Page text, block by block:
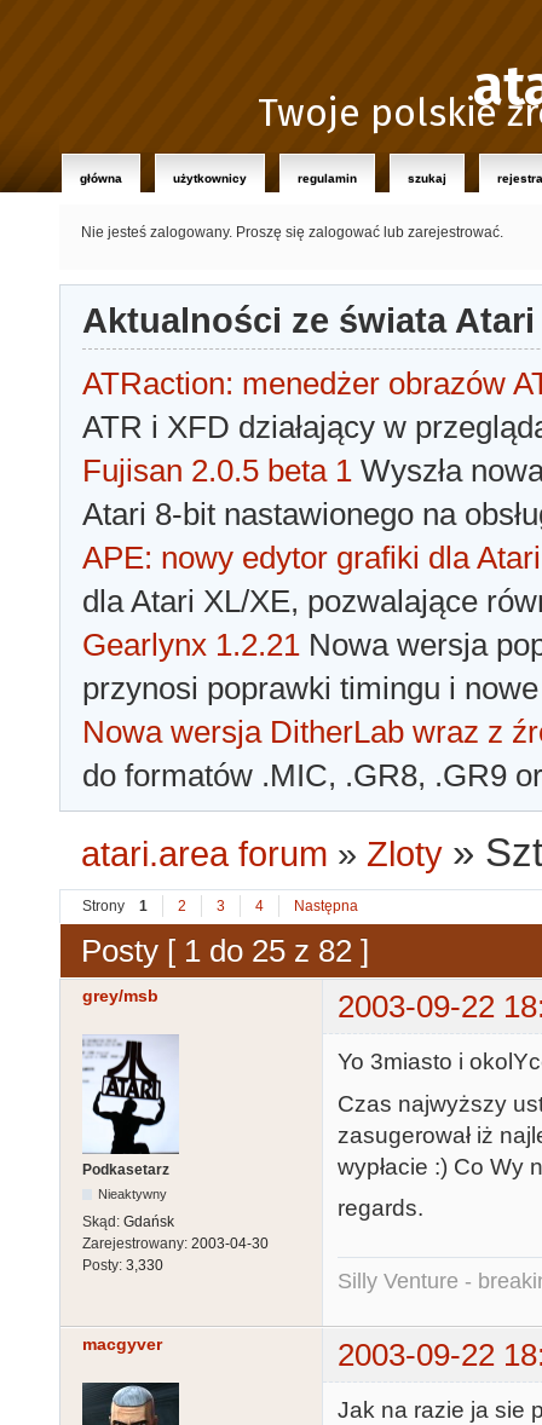
Twoje polskie
główna użytkownicy regulamin szukaj
Nie jesteś zalogowany. Proszę się zalogować lub zarejestrować.
Aktualności ze świata Atari
ATRaction: menedżer obrazów
ATR i XFD działający w
Fujisan 2.0.5 beta 1 Wyszła
Atari 8-bit nastawionego na
APE: nowy edytor grafiki dla Atari
dla Atari XL/XE, pozwalające
Gearlynx 1.2.21 Nowa wersja
przynosi poprawki timingu i
Nowa wersja DitherLab wraz z
do formatów .MIC, .GR8, .GR9
atari.area forum » Zloty »
Strony 1 2 3 4 Następna
Posty [ 1 do 25 z 82 ]
grey/msb 2003-09-22
Podkasetarz
Nieaktywny
Skąd: Gdańsk
Zarejestrowany: 2003-04-30
Posty: 3,330
Yo 3miasto i
Czas najwyższy
zasugerował iż
wypłacie :) Co Wy
regards.
Silly Venture -
macgyver 2003-09-22
Jak na razie ja sie